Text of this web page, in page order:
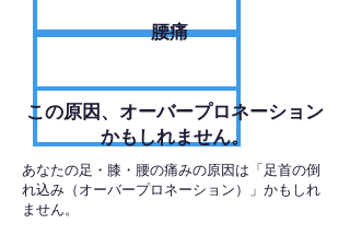
腰痛
​この原因、オーバープロネーション
かもしれません。
あなたの足・膝・腰の痛みの原因は「足首の倒
れ込み（オーバープロネーション）」かもしれ
ません。